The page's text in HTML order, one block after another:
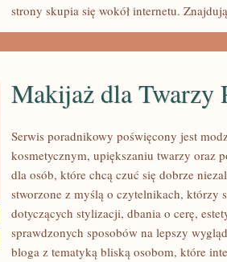
strony skupia się wokół internetu.
MAKIJAŻ
Makijaż dla Twarzy
Serwis poradnikowy poświęcony jest
kosmetycznym, upiększaniu twarzy oraz
dla osób, które chcą czuć się dobrze
stworzone z myślą o czytelnikach, którzy
dotyczących stylizacji, dbania o cerę,
sprawdzonych sposobów na lepszy
bloga z tematyką bliską osobom, które